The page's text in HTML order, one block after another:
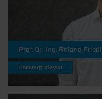
Prof. Dr.-Ing. Roland Friedl
Honorarprofessor